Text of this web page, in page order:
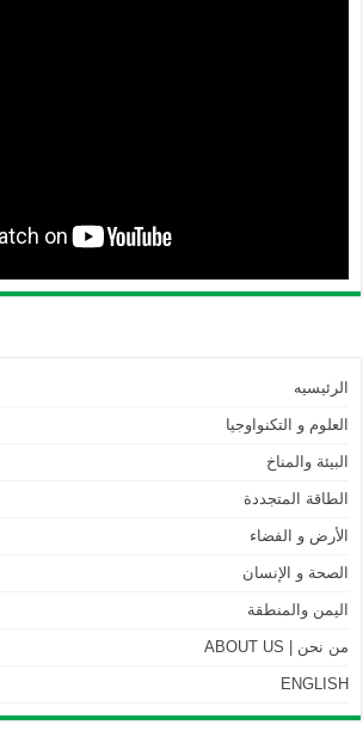
الرئيسيه
العلوم و التكنواوجيا
البيئة والمناخ
الطاقة المتجددة
الأرض و الفضاء
الصحة و الإنسان
اليمن والمنطقة
من نحن | ABOUT US
ENGLISH